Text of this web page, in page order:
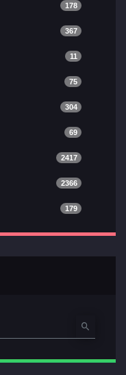
178
367
11
75
304
69
2417
2366
179